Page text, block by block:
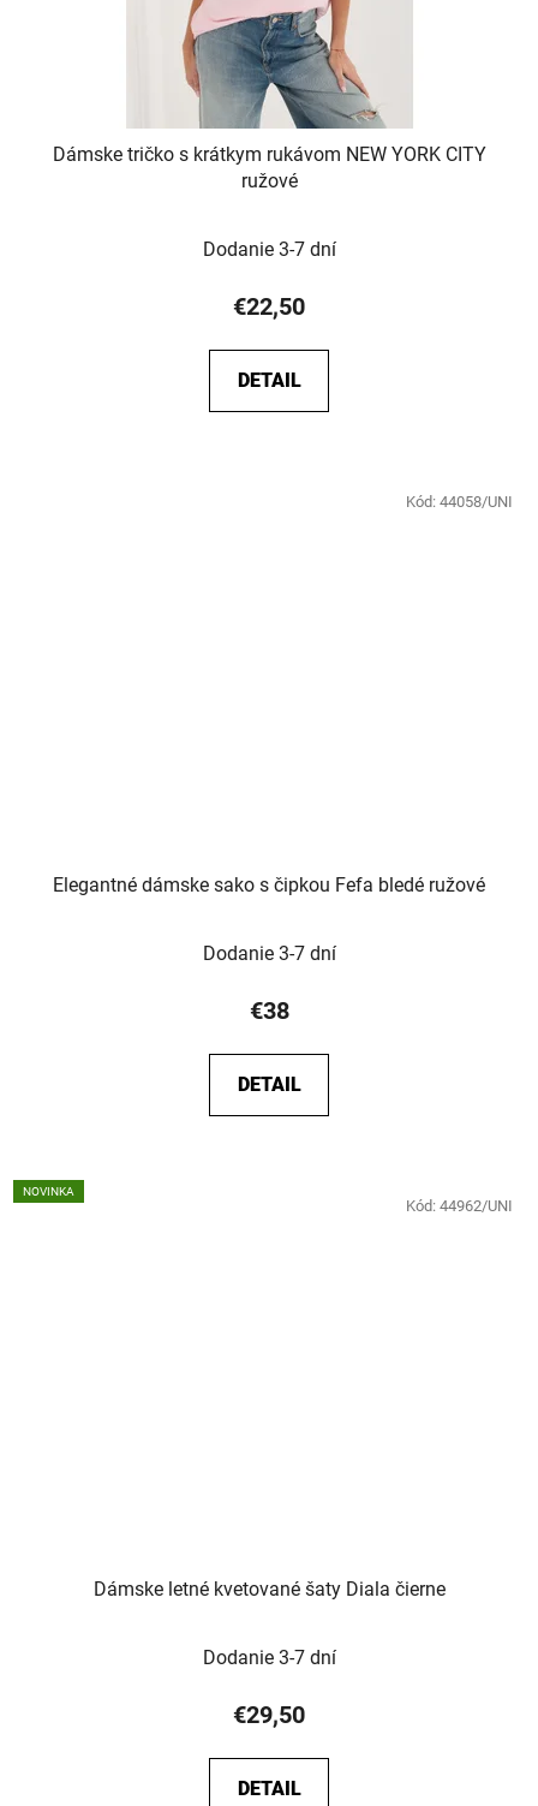
Dámske tričko s krátkym rukávom NEW YORK CITY
ružové
Dodanie 3-7 dní
€22,50
DETAIL
Elegantné dámske sako s čipkou Fefa bledé ružové
Dodanie 3-7 dní
€38
DETAIL
Kód: 44058/UNI
NOVINKA
Dámske letné kvetované šaty Diala čierne
Dodanie 3-7 dní
€29,50
DETAIL
Kód: 44962/UNI